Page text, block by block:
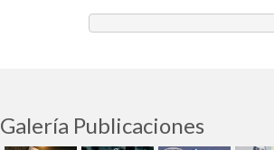
Galería Publicaciones